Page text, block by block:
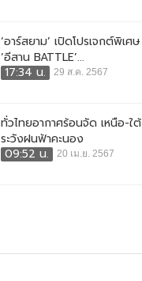
‘อาร์สยาม’ เปิดโปรเจกต์พิเศษ
‘อีสาน BATTLE’...
17:34 น.
29 ส.ค. 2567
ทั่วไทยอากาศร้อนจัด เหนือ-ใต้
ระวังฝนฟ้าคะนอง
09:52 น.
20 เม.ย. 2567